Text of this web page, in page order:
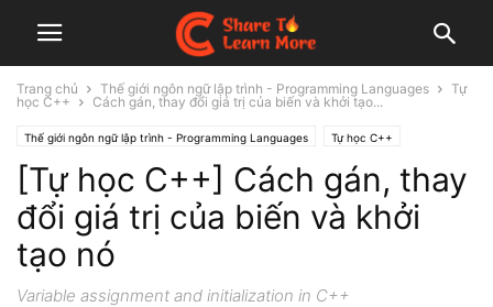
Trang chủ Thế giới ngôn ngữ lập trình - Programming Languages
Tự
học C++
Cách gán, thay đổi giá trị của biến và khởi tạo...
Thế giới ngôn ngữ lập trình - Programming Languages Tự học C++
[Tự học C++] Cách gán, thay
đổi giá trị của biến và khởi
tạo nó
Variable assignment and initialization in C++